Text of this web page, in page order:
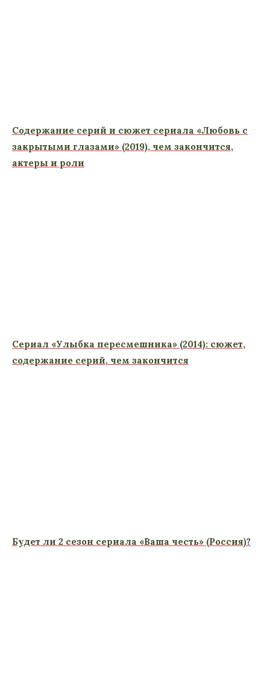
Содержание серий и сюжет сериала «Любовь с
закрытыми глазами» (2019), чем закончится,
актеры и роли
Сериал «Улыбка пересмешника» (2014): сюжет,
содержание серий, чем закончится
Будет ли 2 сезон сериала «Ваша честь» (Россия)?